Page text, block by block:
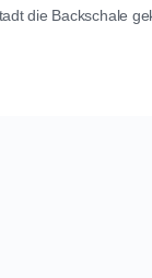
die Backschale